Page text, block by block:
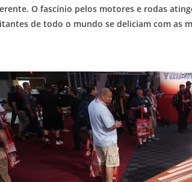
O fascínio pelos motores e rodas
de todo o mundo se deliciam com as